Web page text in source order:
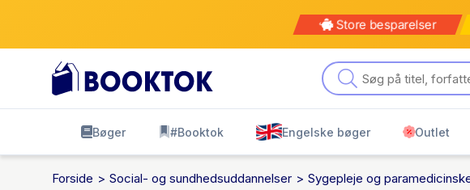
Store besparelser
Bøger #Booktok Engelske bøger Outlet
Forside Social- og sundhedsuddannelser Sygepleje og